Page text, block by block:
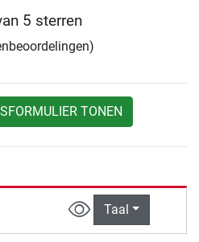
5 sterren
TONEN
Taal